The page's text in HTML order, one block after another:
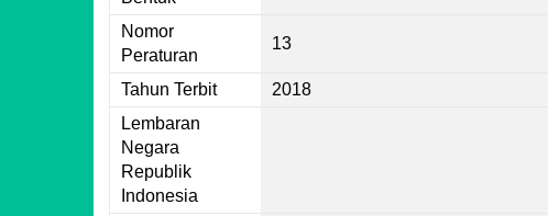
Nomor
Peraturan
13
Tahun Terbit
2018
Lembaran
Negara
Republik
Indonesia